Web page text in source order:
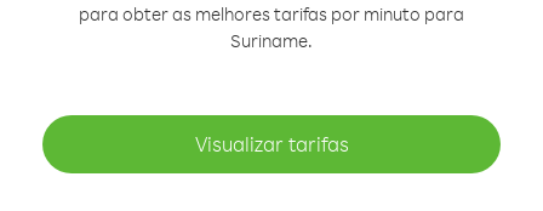
para obter as melhores tarifas por minuto para
Suriname.
Visualizar tarifas